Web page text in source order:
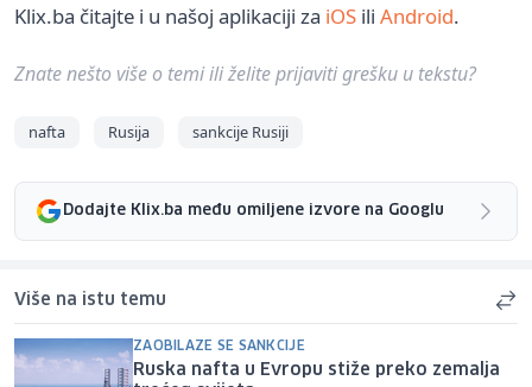
Klix.ba čitajte i u našoj aplikaciji za iOS ili Android.
Znate nešto više o temi ili želite prijaviti grešku u tekstu?
nafta Rusija sankcije Rusiji
Dodajte Klix.ba među omiljene izvore na Googlu
Više na istu temu
ZAOBILAZE SE SANKCIJE
Ruska nafta u Evropu stiže preko zemalja